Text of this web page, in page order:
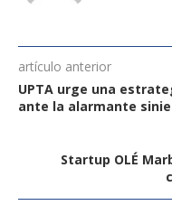
artículo anterior
UPTA urge una
ante la alarmante
Startup OLÉ